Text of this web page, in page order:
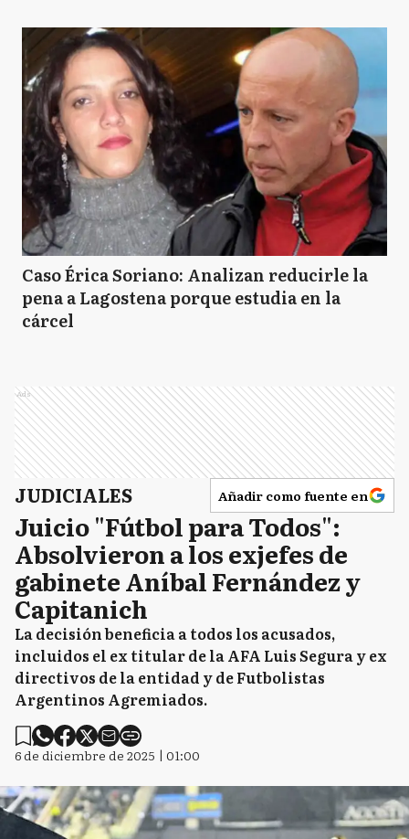
Caso Érica Soriano: Analizan reducirle la
pena a Lagostena porque estudia en la
cárcel
Ads
JUDICIALES Añadir como fuente en
Juicio "Fútbol para Todos":
Absolvieron a los exjefes de
gabinete Aníbal Fernández y
Capitanich
La decisión beneficia a todos los acusados,
incluidos el ex titular de la AFA Luis Segura y ex
directivos de la entidad y de Futbolistas
Argentinos Agremiados.
6 de diciembre de 2025 | 01:00